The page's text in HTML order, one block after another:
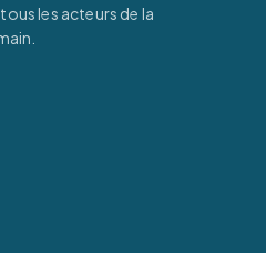
les acteurs de la